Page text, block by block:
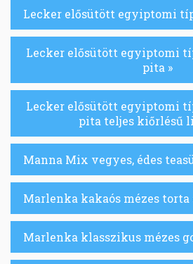
Lecker elősütött egyiptomi
Lecker elősütött egyiptomi
pita »
Lecker elősütött egyiptomi
pita teljes kiőrlésű
Manna Mix vegyes, édes
Marlenka kakaós mézes torta
Marlenka klasszikus mézes